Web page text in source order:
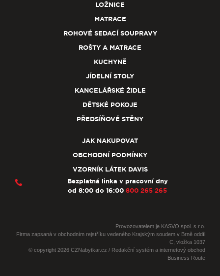
LOŽNICE
MATRACE
ROHOVÉ SEDACÍ SOUPRAVY
ROŠTY A MATRACE
KUCHYNĚ
JÍDELNÍ STOLY
KANCELÁŘSKÉ ŽIDLE
DĚTSKÉ POKOJE
PŘEDSÍŇOVÉ STĚNY
JAK NAKUPOVAT
OBCHODNÍ PODMÍNKY
VZORNÍK LÁTEK DAVIS
Bezplatná linka v pracovní dny
od 8:00 do 16:00 800 265 265
Provozovatelem je KASVO spol. s r.o.
Firma zapsaná v obchodním rejstříku vedeného Krajským soudem v Brně oddíl
C, vložka 1037
© copyright 2026 CZNabytkar.cz / Redakční systém a internetový obchod
Business Route